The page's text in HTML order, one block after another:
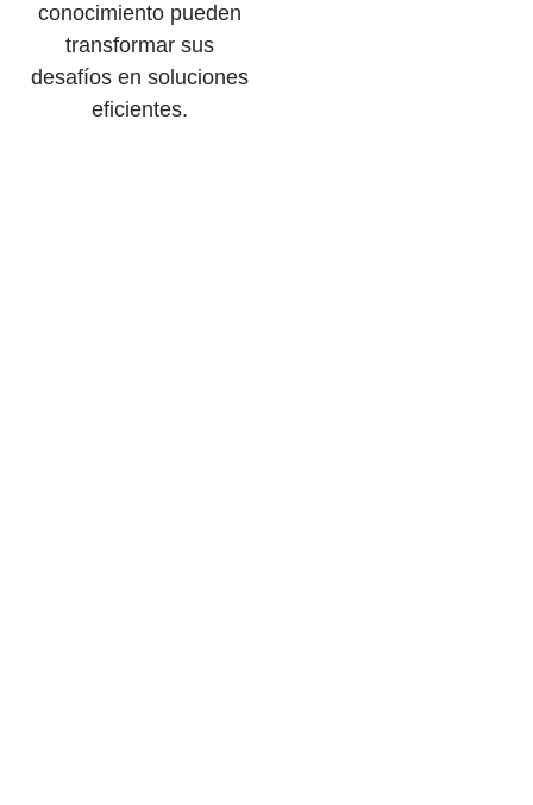
conocimiento pueden
transformar sus
desafíos en soluciones
eficientes.